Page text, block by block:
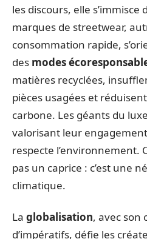
les discours, elle s’immisce
marques de streetwear,
consommation rapide,
des modes
matières recyclées,
pièces usagées et
carbone. Les géants du
valorisant leur
respecte l’environnement.
pas un caprice : c’est une
climatique.
La globalisation, avec son
d’impératifs, défie les